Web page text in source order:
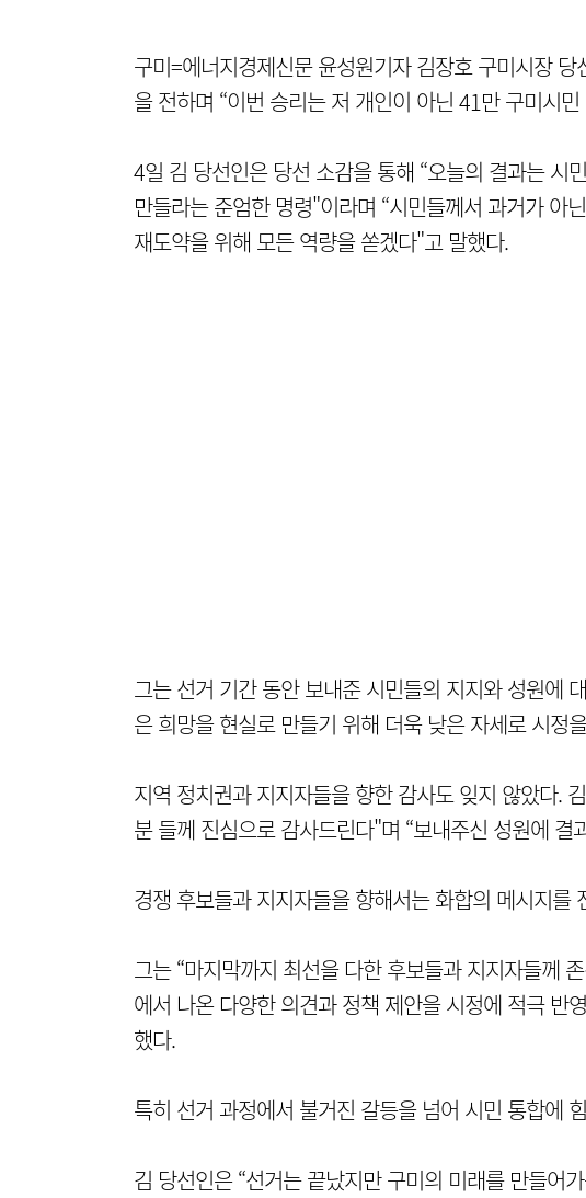
구미=에너지경제신문 윤성원기자 김장호 구미시장
을 전하며 “이번 승리는 저 개인이 아닌 41만 구미시
4일 김 당선인은 당선 소감을 통해 “오늘의 결과는 시
만들라는 준엄한 명령"이라며 “시민들께서 과거가 아
재도약을 위해 모든 역량을 쏟겠다"고 말했다.
그는 선거 기간 동안 보내준 시민들의 지지와 성원에
은 희망을 현실로 만들기 위해 더욱 낮은 자세로 시정
지역 정치권과 지지자들을 향한 감사도 잊지 않았다.
분 들께 진심으로 감사드린다"며 “보내주신 성원에 결
경쟁 후보들과 지지자들을 향해서는 화합의 메시지를
그는 “마지막까지 최선을 다한 후보들과 지지자들께
에서 나온 다양한 의견과 정책 제안을 시정에 적극 반
했다.
특히 선거 과정에서 불거진 갈등을 넘어 시민 통합에
김 당선인은 “선거는 끝났지만 구미의 미래를 만들어